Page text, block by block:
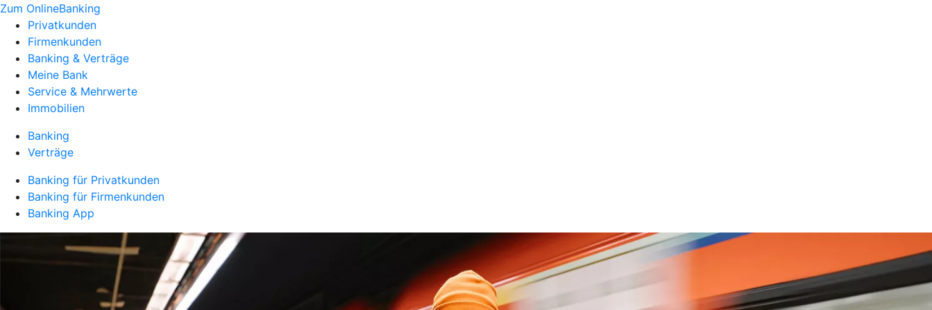
Zum OnlineBanking
Privatkunden
Firmenkunden
Banking & Verträge
Meine Bank
Service & Mehrwerte
Immobilien
Banking
Verträge
Banking für Privatkunden
Banking für Firmenkunden
Banking App